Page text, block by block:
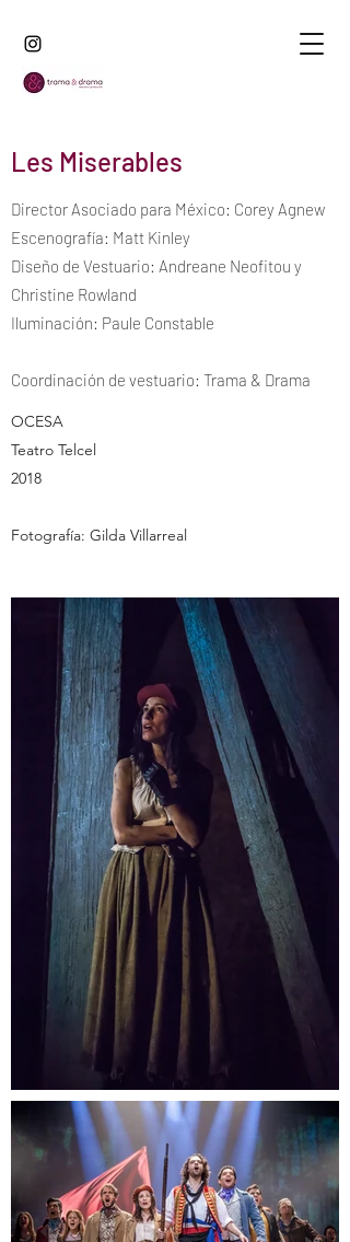
Les Miserables
Director Asociado para México: Corey Agnew
Escenografía: Matt Kinley
Diseño de Vestuario: Andreane Neofitou y
Christine Rowland
Iluminación: Paule Constable
Coordinación de vestuario: Trama & Drama
OCESA
Teatro Telcel
​2018
Fotografía: Gilda Villarreal